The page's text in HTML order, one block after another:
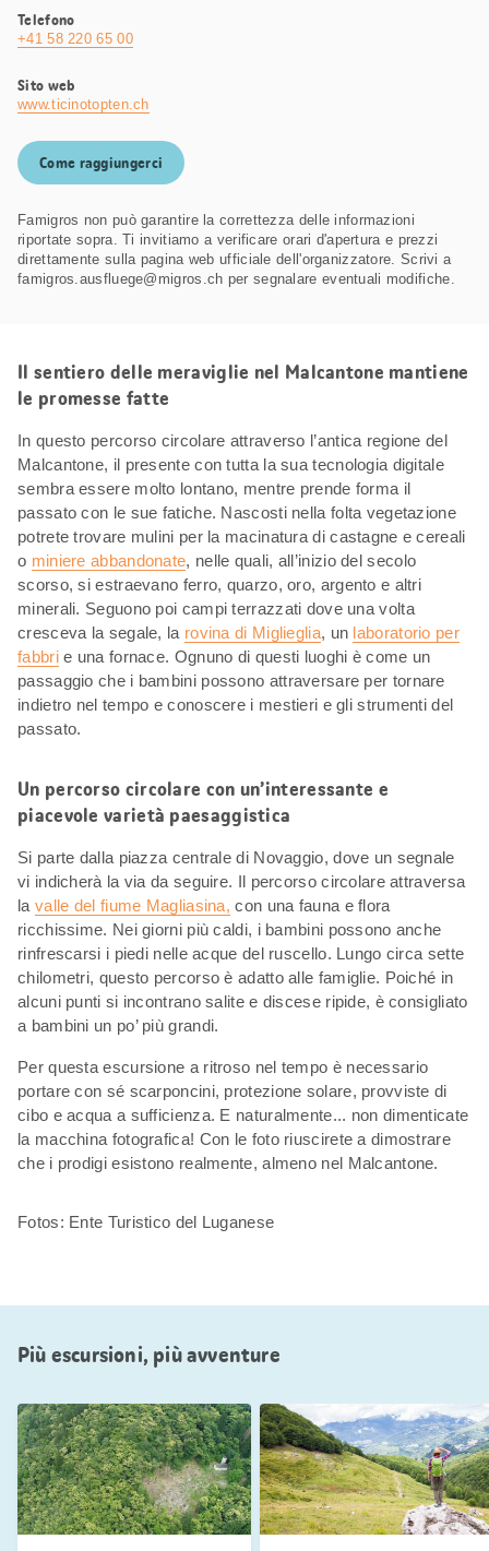
Telefono
+41 58 220 65 00
Sito web
www.ticinotopten.ch
Come raggiungerci
Famigros non può garantire la correttezza delle informazioni
riportate sopra. Ti invitiamo a verificare orari d'apertura e prezzi
direttamente sulla pagina web ufficiale dell'organizzatore. Scrivi a
famigros.ausfluege@migros.ch per segnalare eventuali modifiche.
Il sentiero delle meraviglie nel Malcantone mantiene
le promesse fatte
In questo percorso circolare attraverso l’antica regione del
Malcantone, il presente con tutta la sua tecnologia digitale
sembra essere molto lontano, mentre prende forma il
passato con le sue fatiche. Nascosti nella folta vegetazione
potrete trovare mulini per la macinatura di castagne e cereali
o miniere abbandonate, nelle quali, all’inizio del secolo
scorso, si estraevano ferro, quarzo, oro, argento e altri
minerali. Seguono poi campi terrazzati dove una volta
cresceva la segale, la rovina di Miglieglia, un laboratorio per
fabbrie una fornace. Ognuno di questi luoghi è come un
passaggio che i bambini possono attraversare per tornare
indietro nel tempo e conoscere i mestieri e gli strumenti del
passato.
Un percorso circolare con un’interessante e
piacevole varietà paesaggistica
Si parte dalla piazza centrale di Novaggio, dove un segnale
vi indicherà la via da seguire. Il percorso circolare attraversa
la valle del fiume Magliasina, con una fauna e flora
ricchissime. Nei giorni più caldi, i bambini possono anche
rinfrescarsi i piedi nelle acque del ruscello. Lungo circa sette
chilometri, questo percorso è adatto alle famiglie. Poiché in
alcuni punti si incontrano salite e discese ripide, è consigliato
a bambini un po’ più grandi.
Per questa escursione a ritroso nel tempo è necessario
portare con sé scarponcini, protezione solare, provviste di
cibo e acqua a sufficienza. E naturalmente... non dimenticate
la macchina fotografica! Con le foto riuscirete a dimostrare
che i prodigi esistono realmente, almeno nel Malcantone.
Fotos: Ente Turistico del Luganese
Più escursioni, più avventure